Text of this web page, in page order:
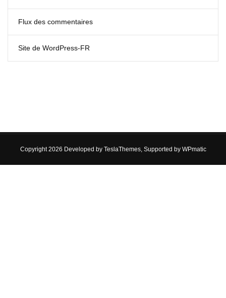
Flux des commentaires
Site de WordPress-FR
Copyright 2026 Developed by TeslaThemes, Supported by WPmatic